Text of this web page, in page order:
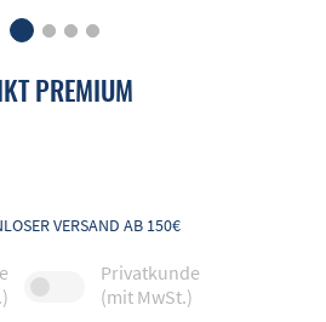
PREMIUM
VERSAND AB 150€
Privatkunde
(mit MwSt.)